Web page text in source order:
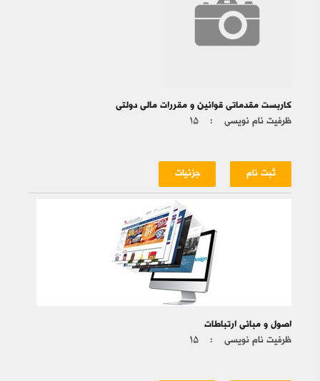
کاربست مقدماتی قوانین و مقررات مالی دولتی
ظرفیت نام نویسی : ۱۵
ثبت نام جزئیات
اصول و مبانی ارتباطات
ظرفیت نام نویسی : ۱۵